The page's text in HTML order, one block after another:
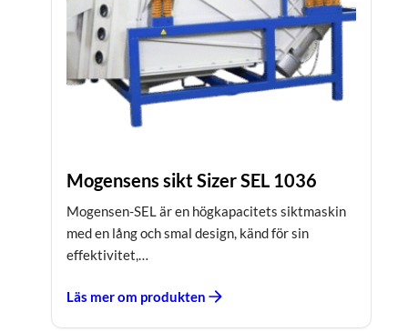
Mogensens sikt Sizer SEL 1036
Mogensen-SEL är en högkapacitets siktmaskin
med en lång och smal design, känd för sin
effektivitet,…
Läs mer om produkten